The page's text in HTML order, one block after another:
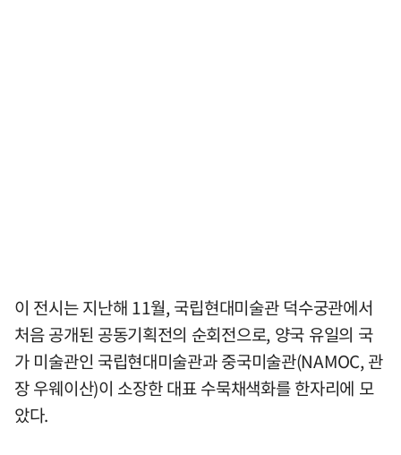
이 전시는 지난해 11월, 국립현대미술관 덕수궁관에서
처음 공개된 공동기획전의 순회전으로, 양국 유일의 국
가 미술관인 국립현대미술관과 중국미술관(NAMOC, 관
장 우웨이산)이 소장한 대표 수묵채색화를 한자리에 모
았다.